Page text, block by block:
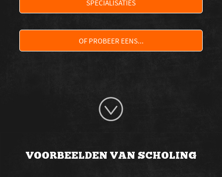
SPECIALISATIES
OF PROBEER EENS...
VOORBEELDEN VAN SCHOLING